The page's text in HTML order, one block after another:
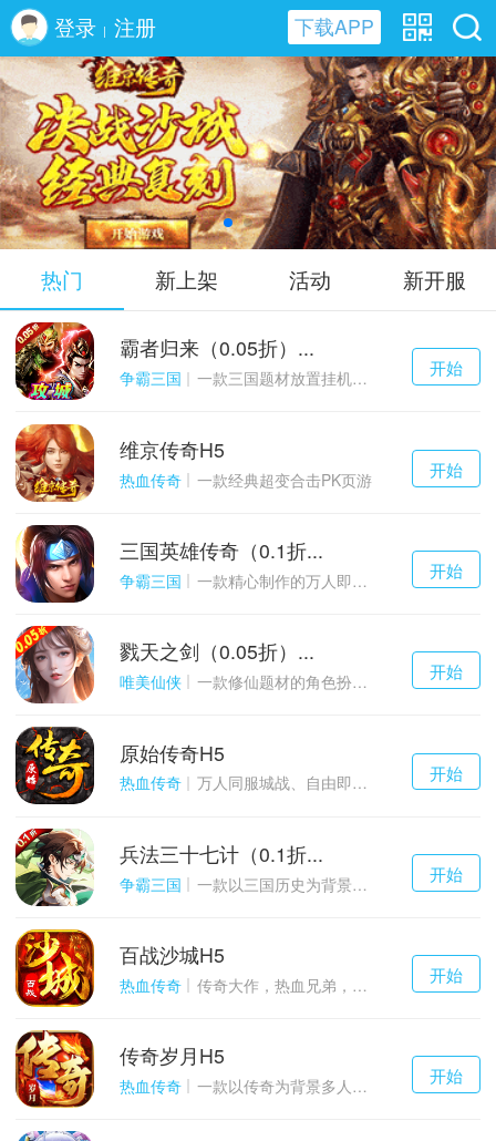
登录 | 注册 下载APP
维京传奇H5
热门 新上架 活动 新开服
千百度h5
游戏
开始
霸者归来（0.05折）...
争霸三国 一款三国题材放置挂机与战争策略结合的游戏
千百度h5
游戏
开始
维京传奇H5
热血传奇 一款经典超变合击PK页游
千百度h5
游戏
开始
三国英雄传奇（0.1折...
争霸三国 一款精心制作的万人即时战斗SLG三国手游
千百度h5
游戏
开始
戮天之剑（0.05折）...
唯美仙侠 一款修仙题材的角色扮演养成手游
千百度h5
游戏
开始
原始传奇H5
热血传奇 万人同服城战、自由即时PK的1.85经典玩法
千百度h5
游戏
开始
兵法三十七计（0.1折...
争霸三国 一款以三国历史为背景的卡牌策略游戏
千百度h5
游戏
开始
百战沙城H5
热血传奇 传奇大作，热血兄弟，血战沙城！
千百度h5
游戏
开始
传奇岁月H5
热血传奇 一款以传奇为背景多人在线的ARPG大作